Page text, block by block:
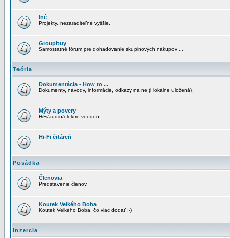
Iné
Projekty, nezaraditeľné vyššie.
Groupbuy
Samostatné fórum pre dohadovanie skupinových nákupov ...
Teória
Dokumentácia - How to ...
Dokumenty, návody, informácie, odkazy na ne (i lokálne uložená).
Mýty a povery
HiFi/audio/elektro voodoo ...
Hi-Fi čitáreň
Posádka
Členovia
Predstavenie členov.
Koutek Velkého Boba
Koutek Velkého Boba, čo viac dodať :-)
Inzercia